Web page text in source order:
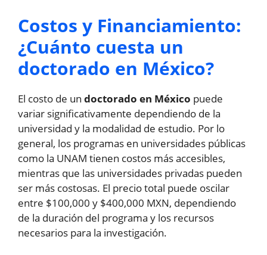
Costos y Financiamiento:
¿Cuánto cuesta un
doctorado en México?
El costo de un doctorado en México puede
variar significativamente dependiendo de la
universidad y la modalidad de estudio. Por lo
general, los programas en universidades públicas
como la UNAM tienen costos más accesibles,
mientras que las universidades privadas pueden
ser más costosas. El precio total puede oscilar
entre $100,000 y $400,000 MXN, dependiendo
de la duración del programa y los recursos
necesarios para la investigación.